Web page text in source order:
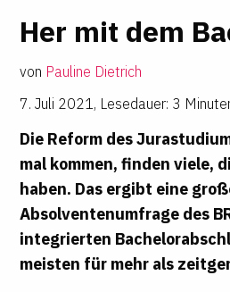
Her mit dem
von Pauline Dietrich
7. Juli 2021, Lesedauer: 3
Die Reform des
mal kommen, finden viele,
haben. Das ergibt eine
Absolventenumfrage des
integrierten
meisten für mehr als